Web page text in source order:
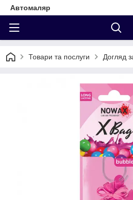
Автомаляр
Товари та послуги Догляд